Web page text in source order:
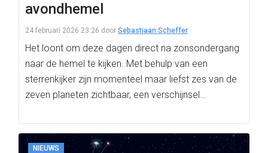
avondhemel
24 februari 2026 23:26 door Sebastiaan Scheffer
Het loont om deze dagen direct na zonsondergang
naar de hemel te kijken. Met behulp van een
sterrenkijker zijn momenteel maar liefst zes van de
zeven planeten zichtbaar, een verschijnsel…
NIEUWS